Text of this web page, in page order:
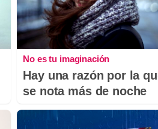
No es tu imaginación
Hay una razón por la
se nota más de noche